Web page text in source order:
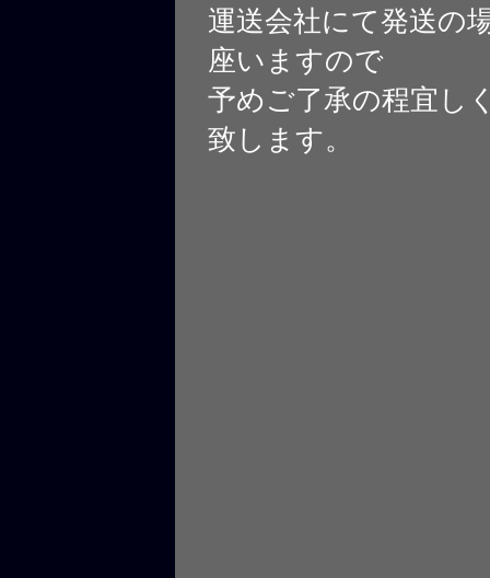
運送会社にて発送の
座いますので
予めご了承の程宜し
致します。